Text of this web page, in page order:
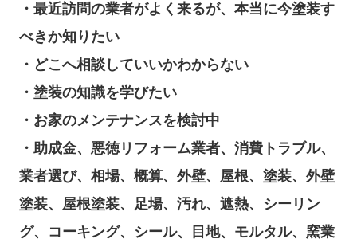
・最近訪問の業者がよく来るが、本当に今塗装す
べきか知りたい
・どこへ相談していいかわからない
・塗装の知識を学びたい
・お家のメンテナンスを検討中
・助成金、悪徳リフォーム業者、消費トラブル、
業者選び、相場、概算、外壁、屋根、塗装、外壁
塗装、屋根塗装、足場、汚れ、遮熱、シーリン
グ、コーキング、シール、目地、モルタル、窯業